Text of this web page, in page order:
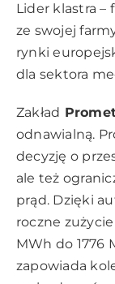
Lider klastra –
ze swojej
rynki
dla sektora
Zakład
odnawialną.
decyzję o
ale też
prąd. Dzięki
roczne
MWh do 1776
zapowiada